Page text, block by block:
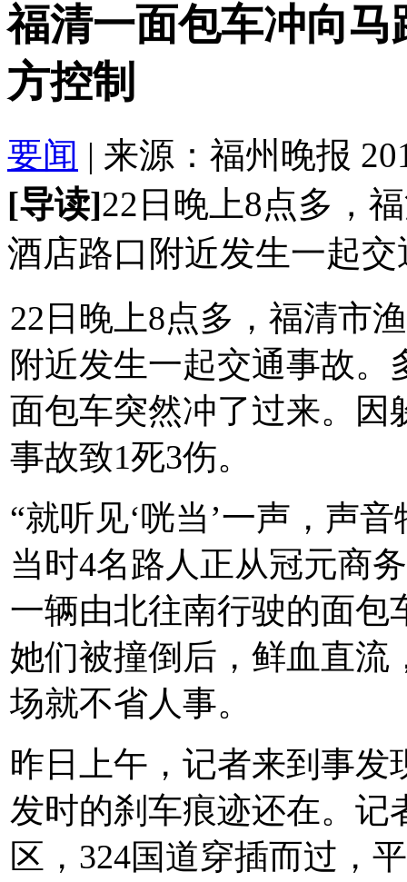
福清一面包车冲向
方控制
要闻 | 来源：福州晚报
[导读]22日晚上8点多，
酒店路口附近发生一起
22日晚上8点多，福清市
附近发生一起交通事故
面包车突然冲了过来。因
事故致1死3伤。
“就听见‘咣当’一声，声
当时4名路人正从冠元商
一辆由北往南行驶的面包
她们被撞倒后，鲜血直流
场就不省人事。
昨日上午，记者来到事发
发时的刹车痕迹还在。记
区，324国道穿插而过，